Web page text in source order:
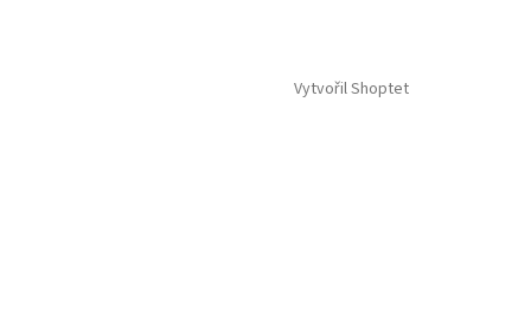
Vytvořil Shoptet